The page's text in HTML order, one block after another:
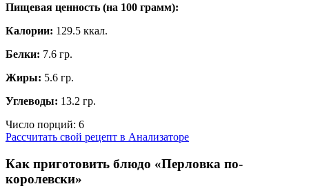
Пищевая ценность (на 100 грамм):
Калории: 129.5 ккал.
Белки: 7.6 гр.
Жиры: 5.6 гр.
Углеводы: 13.2 гр.
Число порций: 6
Рассчитать свой рецепт в Анализаторе
Как приготовить блюдо «Перловка по-
королевски»